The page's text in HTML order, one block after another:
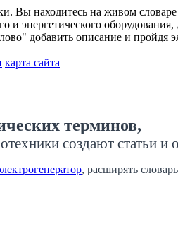
Вы находитесь на живом
и энергетического
добавить описание и пройдя
карта сайта
терминов,
создают статьи и
, расширять